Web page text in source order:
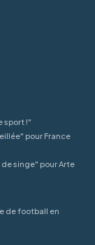
sport !"
pour France
singe" pour Arte
de football en